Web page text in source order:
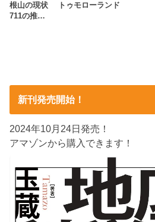
根山の現状 トゥモローランド
711の推…
新刊発売開始！
2024年10月24日発売！
アマゾンから購入できます！